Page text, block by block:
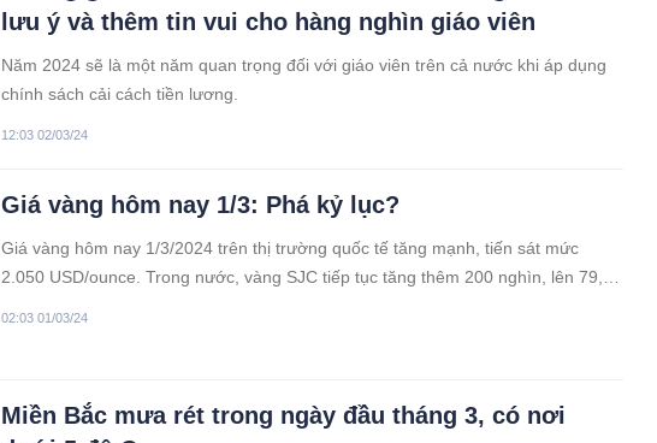
lưu ý và thêm tin vui cho hàng nghìn giáo viên
Năm 2024 sẽ là một năm quan trọng đối với giáo viên trên cả nước khi áp dụng
chính sách cải cách tiền lương.
12:03 02/03/24
Giá vàng hôm nay 1/3: Phá kỷ lục?
Giá vàng hôm nay 1/3/2024 trên thị trường quốc tế tăng mạnh, tiến sát mức
2.050 USD/ounce. Trong nước, vàng SJC tiếp tục tăng thêm 200 nghìn, lên 79,8
02:03 01/03/24
Miền Bắc mưa rét trong ngày đầu tháng 3, có nơi